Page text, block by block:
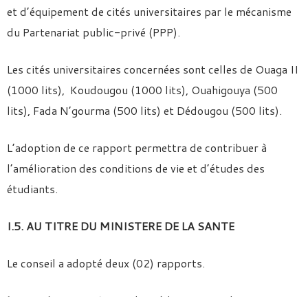
et d’équipement de cités universitaires par le mécanisme
du Partenariat public-privé (PPP).
Les cités universitaires concernées sont celles de Ouaga II
(1000 lits), Koudougou (1000 lits), Ouahigouya (500
lits), Fada N’gourma (500 lits) et Dédougou (500 lits).
L’adoption de ce rapport permettra de contribuer à
l’amélioration des conditions de vie et d’études des
étudiants.
I.5. AU TITRE DU MINISTERE DE LA SANTE
Le conseil a adopté deux (02) rapports.